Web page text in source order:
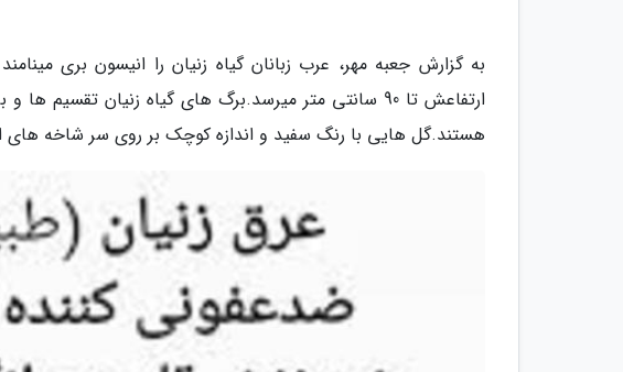
ارتفاعش تا 90 سانتی متر میرسد.برگ های گیاه زنیان
هستند.گل هایی با رنگ سفید و اندازه کوچک بر روی سر شاخه های